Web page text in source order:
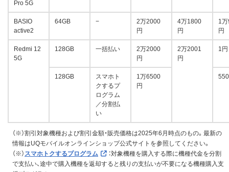
Pro 5G
BASIO
active2
64GB −
2万2000
円
4万1800
円
1
円
Redmi 12
5G
128GB 一括払い
2万2000
円
2万2001
円
1円
128GB
スマホト
クするプ
ログラム
／分割払
い
1万6500
円
（※）割引対象機種および割引金額・販売価格は2025年6月時点のもの。最新の
情報はUQモバイルオンラインショップ公式サイトを参照してください。
（※） スマホトクするプログラム
：対象機種を購入する際に機種代金を分割
で支払い、途中で購入機種を返却すると残りの支払いが不要になる機種購入支